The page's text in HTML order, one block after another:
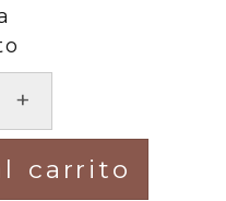
+
carrito